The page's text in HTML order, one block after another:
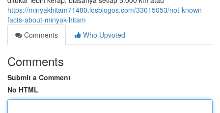
https://minyakhitam71480.losblogos.com/33015053/not-known-
facts-about-minyak-hitam
Comments
Who Upvoted
Comments
Submit a Comment
No HTML